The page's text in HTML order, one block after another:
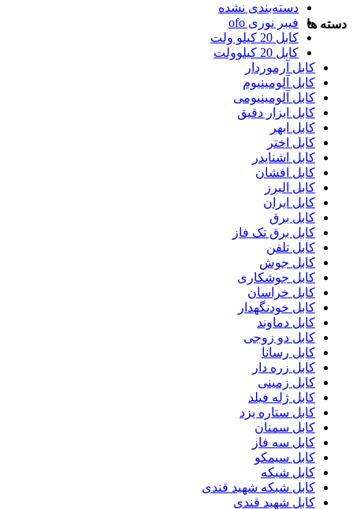
دسته ها
دسته‌بندی نشده
فیبر نوری ofo
کابل 20 کیلو ولت
کابل 20 کیلوولت
کابل آرموردار
کابل آلومینیوم
کابل آلومینیومی
کابل ابزار دقیق
کابل ابهر
کابل اختر
کابل اشنایدر
کابل افشان
کابل البرز
کابل ایران
کابل برق
کابل برق تک فاز
کابل تلفن
کابل جوش
کابل جوشکاری
کابل خراسان
کابل خودنگهدار
کابل دماوند
کابل دو زوجی
کابل رسانا
کابل زره دار
کابل زمینی
کابل ژله فیلد
کابل ستاره یزد
کابل سمنان
کابل سه فاز
کابل سیمکو
کابل شبکه
کابل شبکه شهید قندی
کابل شهید قندی